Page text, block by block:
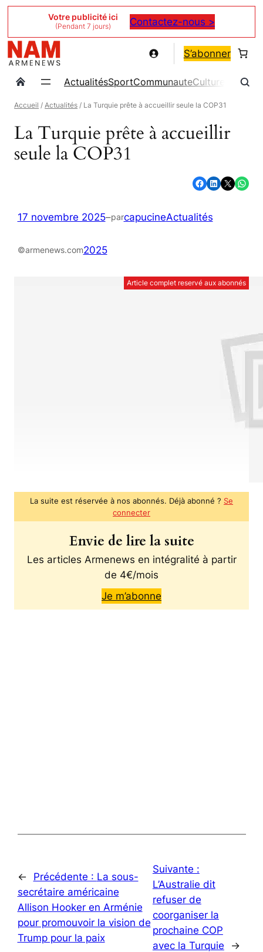
contenu
Votre publicité ici
(Pendant 7 jours) Contactez-nous >
S’abonner
ActualitésSportCommunauteCulture
Accueil /Actualités / La Turquie prête à accueillir seule la COP31
La Turquie prête à accueillir
seule la COP31
Partager sur Facebook Partager sur LinkedIn Partager sur X Partager sur WhatsApp
17 novembre 2025–parcapucineActualités
©armenews.com2025
Article complet reservé aux abonnés
La suite est réservée à nos abonnés. Déjà abonné ? Se
connecter
Envie de lire la suite
Les articles Armenews en intégralité à partir
de 4€/mois
Je m’abonne
← Précédente : La sous-
secrétaire américaine
Allison Hooker en Arménie
pour promouvoir la vision de
Trump pour la paix
Suivante :
L’Australie dit
refuser de
coorganiser la
prochaine COP
avec la Turquie
→